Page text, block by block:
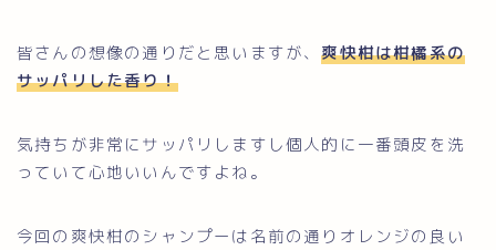
皆さんの想像の通りだと思いますが、爽快柑は柑橘系の
サッパリした香り！
気持ちが非常にサッパリしますし個人的に一番頭皮を洗
っていて心地いいんですよね。
今回の爽快柑のシャンプーは名前の通りオレンジの良い